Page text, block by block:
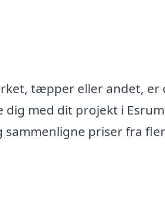
tæpper eller andet, er
med dit projekt i
priser fra